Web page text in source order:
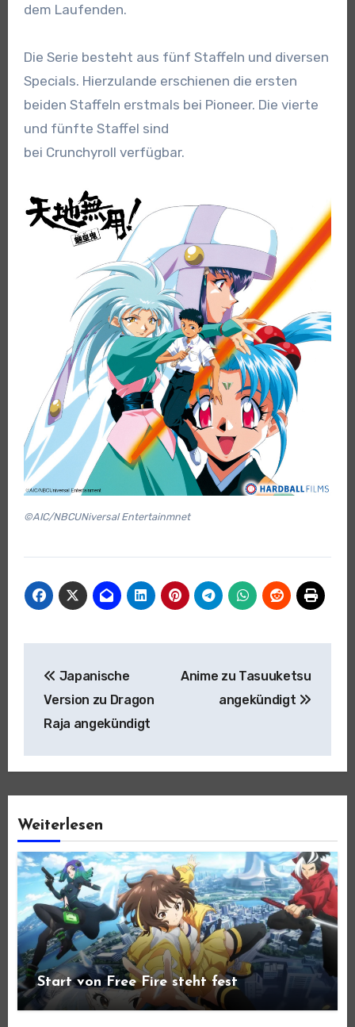
dem Laufenden.
Die Serie besteht aus fünf Staffeln und diversen
Specials. Hierzulande erschienen die ersten
beiden Staffeln erstmals bei Pioneer. Die vierte
und fünfte Staffel sind
bei Crunchyroll verfügbar.
©AIC/NBCUNiversal Entertainmnet
Japanische
Version zu Dragon
Raja angekündigt
Anime zu Tasuuketsu
angekündigt
Weiterlesen
Start von Free Fire steht fest